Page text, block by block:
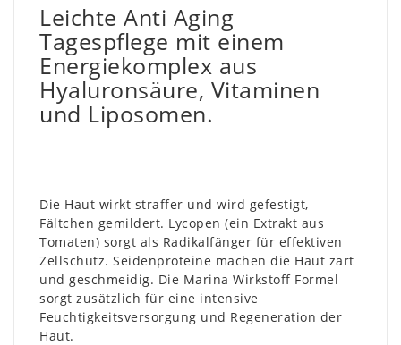
Leichte Anti Aging
Tagespflege mit einem
Energiekomplex aus
Hyaluronsäure, Vitaminen
und Liposomen.
Die Haut wirkt straffer und wird gefestigt,
Fältchen gemildert. Lycopen (ein Extrakt aus
Tomaten) sorgt als Radikalfänger für effektiven
Zellschutz. Seidenproteine machen die Haut zart
und geschmeidig. Die Marina Wirkstoff Formel
sorgt zusätzlich für eine intensive
Feuchtigkeitsversorgung und Regeneration der
Haut.